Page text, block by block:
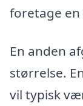
foretage
En anden
størrelse.
vil typisk